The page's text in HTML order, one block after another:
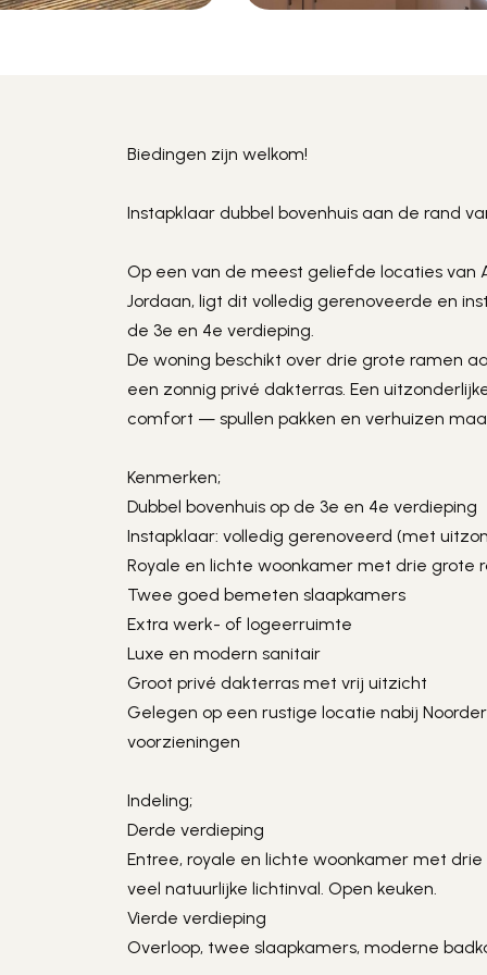
Biedingen zijn welkom!
Instapklaar dubbel bovenhuis aan de rand
Op een van de meest geliefde locaties van
Jordaan, ligt dit volledig gerenoveerde en
de 3e en 4e verdieping.
De woning beschikt over drie grote ramen
een zonnig privé dakterras. Een
comfort — spullen pakken en verhuizen
Kenmerken;
Dubbel bovenhuis op de 3e en 4e verdieping
Instapklaar: volledig gerenoveerd (met
Royale en lichte woonkamer met drie grote
Twee goed bemeten slaapkamers
Extra werk- of logeerruimte
Luxe en modern sanitair
Groot privé dakterras met vrij uitzicht
Gelegen op een rustige locatie nabij
voorzieningen
Indeling;
Derde verdieping
Entree, royale en lichte woonkamer met
veel natuurlijke lichtinval. Open keuken.
Vierde verdieping
Overloop, twee slaapkamers, moderne